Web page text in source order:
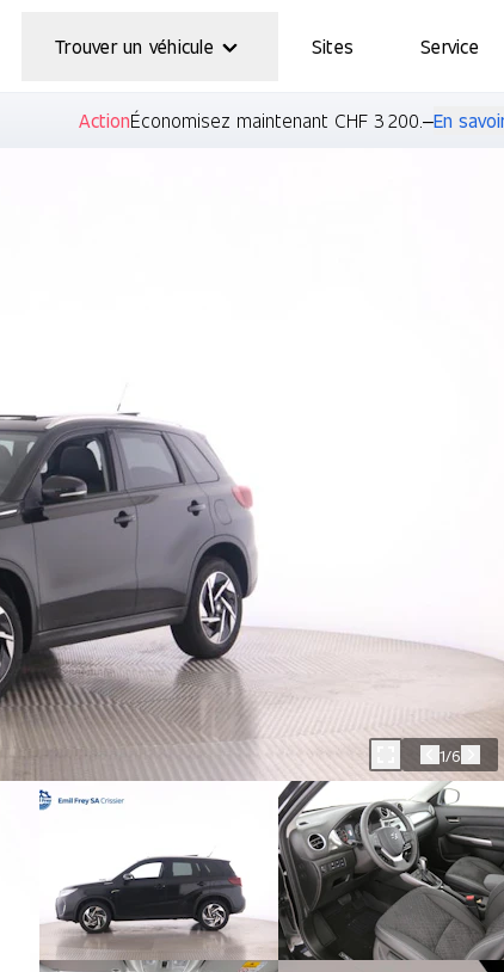
Trouver un véhicule Sites Service
ActionÉconomisez maintenant CHF 3 200.–En
1/6